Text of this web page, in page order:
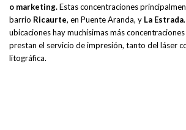
o marketing.Estas concentraciones
barrio Ricaurte, en Puente Aranda, y La Estrada
ubicaciones hay muchísimas más
prestan el servicio de impresión, tanto del láser
litográfica.